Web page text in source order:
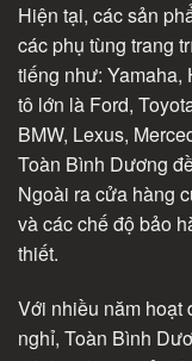
Hiện tại, các sản
các phụ tùng trang
tiếng như:
tô lớn là Ford,
BMW, Lexus,
Toàn Bình Dương
Ngoài ra cửa hàng
và các chế độ bảo
thiết.
Với nhiều năm hoạt
nghỉ, Toàn Bình